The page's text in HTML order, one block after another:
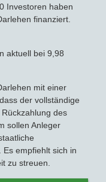
Investoren haben
finanziert.
aktuell bei 9,98
mit einer
der vollständige
des
sollen Anleger
Es empfiehlt sich in
zu streuen.